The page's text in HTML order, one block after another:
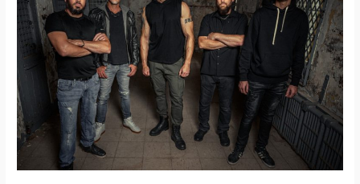
Vein
annonce
sortie
de
« Bitter
Gravity »
et
un